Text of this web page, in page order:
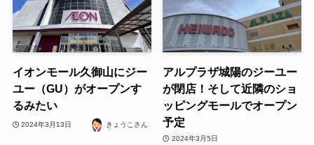
イオンモール久御山にジー
ユー（GU）がオープンす
るみたい
2024年3月13日 きょうこさん
アルプラザ城陽のジーユー
が閉店！そして近隣のショ
ッピングモールでオープン
予定
2024年3月5日